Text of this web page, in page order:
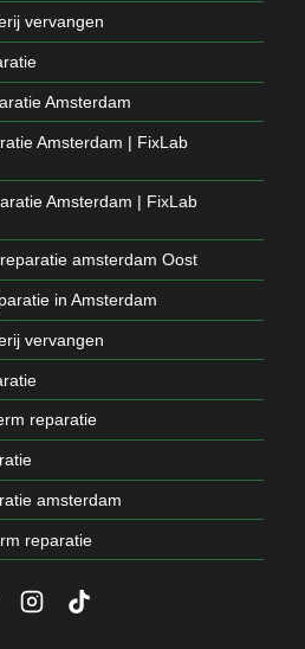
vervangen
Amsterdam
Amsterdam | FixLab
Amsterdam | FixLab
amsterdam Oost
in Amsterdam
vervangen
reparatie
amsterdam
reparatie